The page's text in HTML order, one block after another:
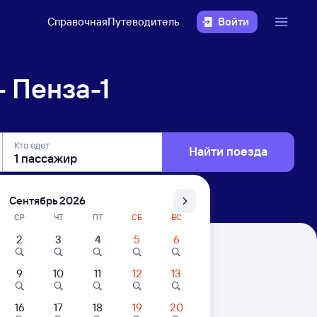
СправочнаяПутеводитель Войти
1
Кто едет Найти поезда
Сентябрь 2026
СР ЧТ ПТ СБ ВС
2 3 4 5 6
9 10 11 12 13
16 17 18 19 20